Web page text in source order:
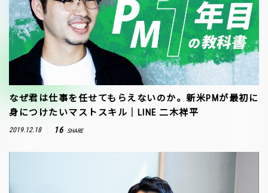
なぜ君は仕事を任せてもらえないのか。新米PMが最初に
身につけたいマストスキル｜LINE 二木祥平
2019.12.18 16 SHARE